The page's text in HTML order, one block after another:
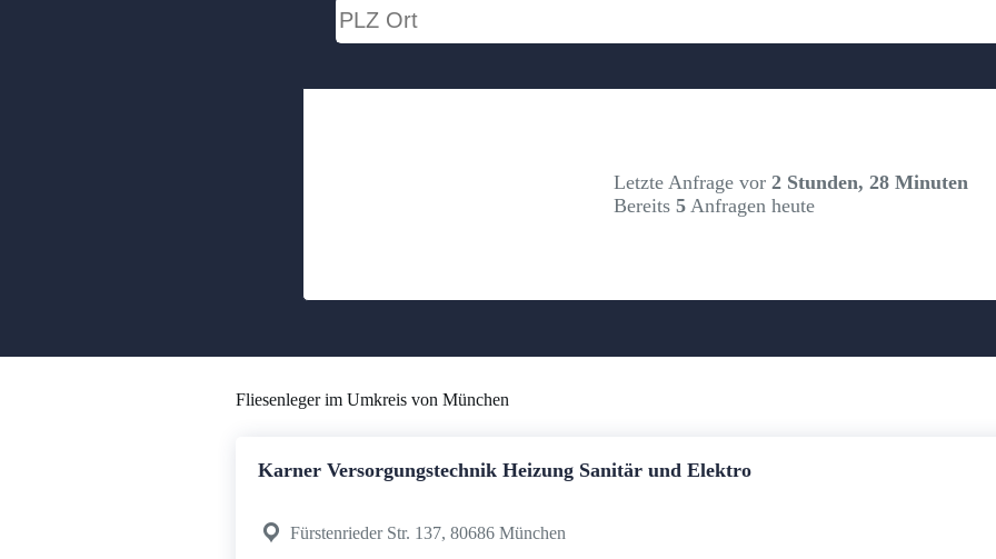
Letzte Anfrage vor 2 Stunden, 28 Minuten
Bereits 5Anfragen heute
Fliesenleger im Umkreis von München
Karner Versorgungstechnik Heizung Sanitär und Elektro
Fürstenrieder Str. 137, 80686 München